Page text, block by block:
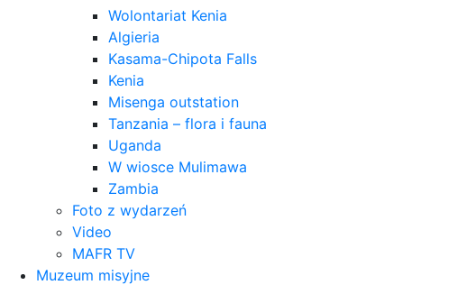
Wolontariat Kenia
Algieria
Kasama-Chipota Falls
Kenia
Misenga outstation
Tanzania – flora i fauna
Uganda
W wiosce Mulimawa
Zambia
Foto z wydarzeń
Video
MAFR TV
Muzeum misyjne